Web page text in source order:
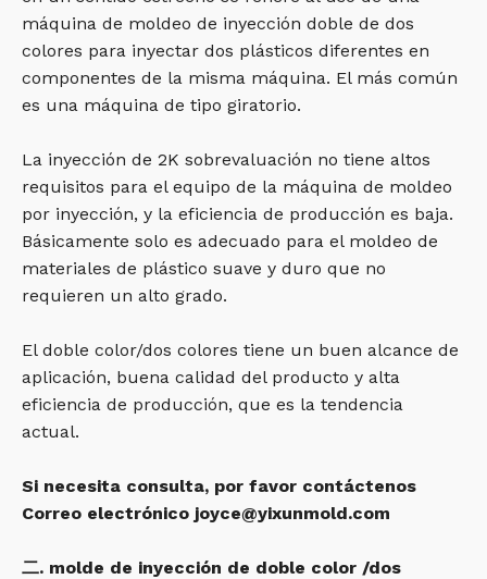
máquina de moldeo de inyección doble de dos
colores para inyectar dos plásticos diferentes en
componentes de la misma máquina. El más común
es una máquina de tipo giratorio.
La inyección de 2K sobrevaluación no tiene altos
requisitos para el equipo de la máquina de moldeo
por inyección, y la eficiencia de producción es baja.
Básicamente solo es adecuado para el moldeo de
materiales de plástico suave y duro que no
requieren un alto grado.
El doble color/dos colores tiene un buen alcance de
aplicación, buena calidad del producto y alta
eficiencia de producción, que es la tendencia
actual.
Si necesita consulta, por favor contáctenos
Correo electrónico joyce@yixunmold.com
二. molde de inyección de doble color /dos